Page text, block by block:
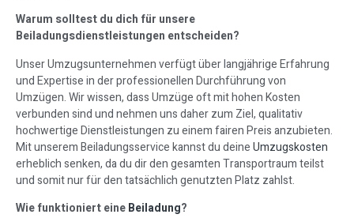
Warum solltest du dich für unsere
Beiladungsdienstleistungen entscheiden?
Unser Umzugsunternehmen verfügt über langjährige Erfahrung
und Expertise in der professionellen Durchführung von
Umzügen. Wir wissen, dass Umzüge oft mit hohen Kosten
verbunden sind und nehmen uns daher zum Ziel, qualitativ
hochwertige Dienstleistungen zu einem fairen Preis anzubieten.
Mit unserem Beiladungsservice kannst du deineUmzugskosten
erheblich senken, da du dir den gesamten Transportraum teilst
und somit nur für den tatsächlich genutzten Platz zahlst.
Wie funktioniert eineBeiladung?